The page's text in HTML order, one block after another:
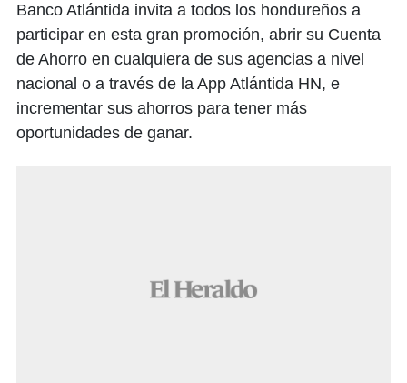
Banco Atlántida invita a todos los hondureños a
participar en esta gran promoción, abrir su Cuenta
de Ahorro en cualquiera de sus agencias a nivel
nacional o a través de la App Atlántida HN, e
incrementar sus ahorros para tener más
oportunidades de ganar.